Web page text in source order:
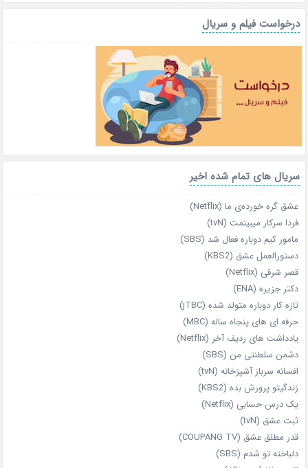
درخواست فیلم و سریال
سریال های تمام شده اخیر
عشق گره خورده‌ی ما (Netflix)
فردا سرکار میبینمت (tvN)
مامور کیم دوباره فعال شد (SBS)
دستورالعمل عشق (KBS2)
قصر شرقی (Netflix)
دکتر جزیره (ENA)
تازه‌ کار دوباره‌ متولد شده (jTBC)
حرفه‌ ای‌ های پنجاه‌ ساله (MBC)
یادداشت‌ های ردیف آخر (Netflix)
دشمن سلطنتی من (SBS)
افسانه سرباز آشپزخانه (tvN)
زندگیتو پرورش بده (KBS2)
یک درس حسابی (Netflix)
ثبت عشق (tvN)
قدر مطلق عشق (COUPANG TV)
دلباخته تو شدم (SBS)